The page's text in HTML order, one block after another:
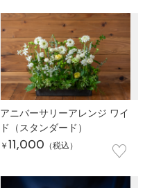
アニバーサリーアレンジ ワイ
ド（スタンダード）
￥ 11,000 （税込） ♡